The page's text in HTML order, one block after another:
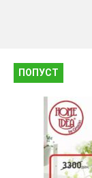
ПОПУСТ